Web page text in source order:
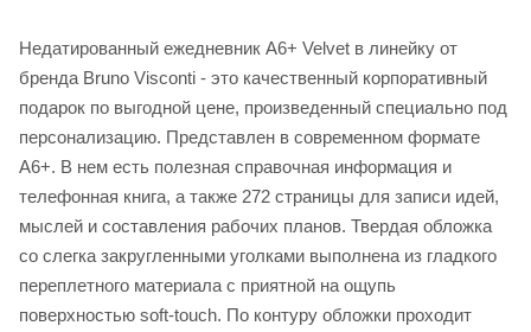
Недатированный ежедневник A6+ Velvet в линейку от
бренда Bruno Visconti - это качественный корпоративный
подарок по выгодной цене, произведенный специально под
персонализацию. Представлен в современном формате
А6+. В нем есть полезная справочная информация и
телефонная книга, а также 272 страницы для записи идей,
мыслей и составления рабочих планов. Твердая обложка
со слегка закругленными уголками выполнена из гладкого
переплетного материала с приятной на ощупь
поверхностью soft-touch. По контуру обложки проходит